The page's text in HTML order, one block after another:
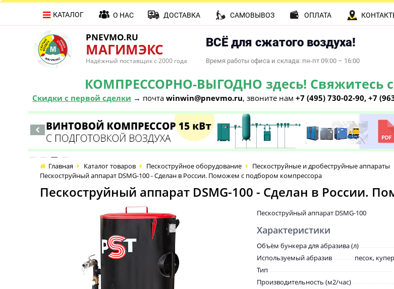
PNEVMO.RU
МАГИМЭКС
Надёжный поставщик с 2000 года
ВСЁ для сжатого воздуха!
Время работы офиса и склада: пн-пт 09:00 – 16:00
КОМПРЕССОРНО-ВЫГОДНО здесь! Свяжитесь
Скидки с первой сделки → почта winwin@pnevmo.ru, звоните нам +7 (495) 730-02-90, +7
КАТАЛОГ О НАС ДОСТАВКА САМОВЫВОЗ ОПЛАТА
Главная Каталог товаров Пескоструйное оборудование
Пескоструйные и дробеструйные аппараты
Пескоструйный аппарат DSMG-100 - Сделан в России. Поможем с подбором компрессора
Пескоструйный аппарат DSMG-100 - Сделан в России.
Пескоструйный аппарат DSMG-100
Характеристики
Объём бункера для абразива (л)
Используемый абразив
песок,
Тип
Производительность (м2/час)